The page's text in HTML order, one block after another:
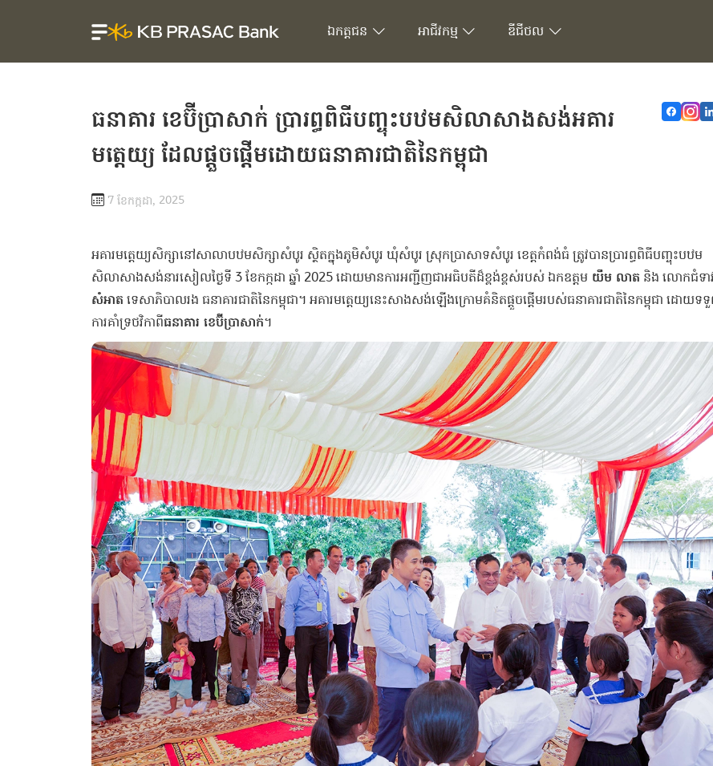
ឯកត្តជន អាជីវកម្ម ឌីជីថល
ធនាគារ ខេប៊ីប្រាសាក់ ប្រារព្ធពិធីបញ្ចុះបឋមសិលាសាងសង់អគារ
មត្តេយ្យ ដែលផ្ដួចផ្ដើមដោយធនាគារជាតិនៃកម្ពុជា
7 ខែ​កក្កដា, 2025
អគារមត្តេយ្យសិក្សានៅសាលាបឋមសិក្សាសំបូរ ស្ថិតក្នុងភូមិសំបូរ ឃុំសំបូរ ស្រុកប្រាសាទសំបូរ ខេត្តកំពង់ធំ ត្រូវបានប្រារព្ធពិធីបញ្ចុះបឋម
សិលាសាងសង់នារសៀលថ្ងៃទី 3 ខែកក្កដា ឆ្នាំ 2025 ដោយមានការអញ្ជីញជាអធិបតីដ៏ខ្ពង់ខ្ពស់របស់ ឯកឧត្តម យឹម លាត និង លោកជំទាវ
សំអាត ទេសាភិបាលរង ធនាគារជាតិនៃកម្ពុជា។ អគារមត្តេយ្យនេះសាងសង់ឡើងក្រោមគំនិតផ្តួចផ្ដើមរបស់ធនាគារជាតិនៃកម្ពុជា ដោយទ
ការគាំទ្រថវិកាពីធនាគារ ខេប៊ីប្រាសាក់។